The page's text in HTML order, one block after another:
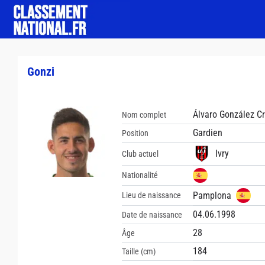
Gonzi
Nom complet Álvaro González
Position Gardien
Club actuel Ivry
Nationalité
Lieu de naissance Pamplona
Date de naissance 04.06.1998
Âge 28
Taille (cm) 184